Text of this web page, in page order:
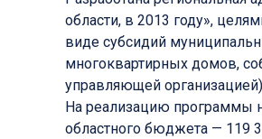
области, в 2013 году»,
виде субсидий
многоквартирных домов,
управляющей
На реализацию программы
областного бюджета — 119